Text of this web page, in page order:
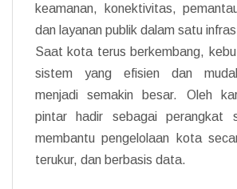
keamanan, konektivitas,
dan layanan publik dalam satu
Saat kota terus berkembang,
sistem yang efisien dan
menjadi semakin besar. Oleh
pintar hadir sebagai perangkat
membantu pengelolaan kota
terukur, dan berbasis data.